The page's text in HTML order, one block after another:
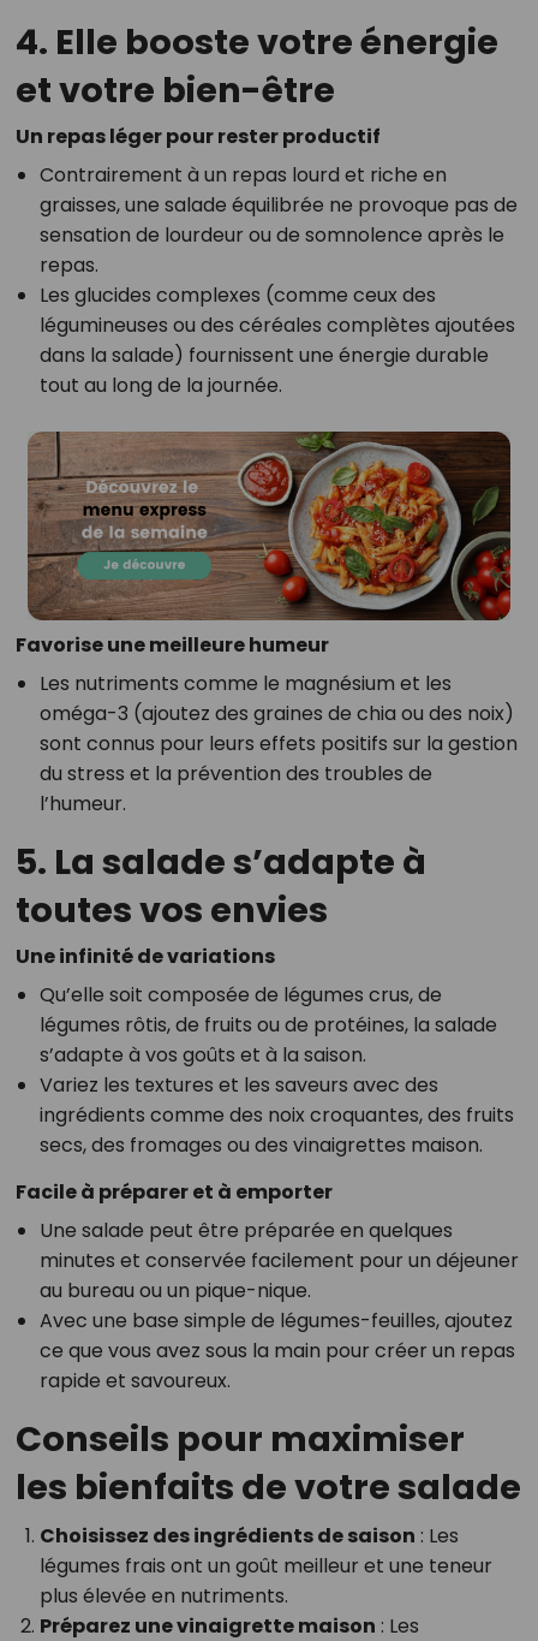
4. Elle booste votre énergie
et votre bien-être
Un repas léger pour rester productif
Contrairement à un repas lourd et riche en
graisses, une salade équilibrée ne provoque pas de
sensation de lourdeur ou de somnolence après le
repas.
Les glucides complexes (comme ceux des
légumineuses ou des céréales complètes ajoutées
dans la salade) fournissent une énergie durable
tout au long de la journée.
Favorise une meilleure humeur
Les nutriments comme le magnésium et les
oméga-3 (ajoutez des graines de chia ou des noix)
sont connus pour leurs effets positifs sur la gestion
du stress et la prévention des troubles de
l’humeur.
5. La salade s’adapte à
toutes vos envies
Une infinité de variations
Qu’elle soit composée de légumes crus, de
légumes rôtis, de fruits ou de protéines, la salade
s’adapte à vos goûts et à la saison.
Variez les textures et les saveurs avec des
ingrédients comme des noix croquantes, des fruits
secs, des fromages ou des vinaigrettes maison.
Facile à préparer et à emporter
Une salade peut être préparée en quelques
minutes et conservée facilement pour un déjeuner
au bureau ou un pique-nique.
Avec une base simple de légumes-feuilles, ajoutez
ce que vous avez sous la main pour créer un repas
rapide et savoureux.
Conseils pour maximiser
les bienfaits de votre salade
Choisissez des ingrédients de saison : Les
légumes frais ont un goût meilleur et une teneur
plus élevée en nutriments.
Préparez une vinaigrette maison : Les